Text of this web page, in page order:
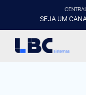
SEJA UM